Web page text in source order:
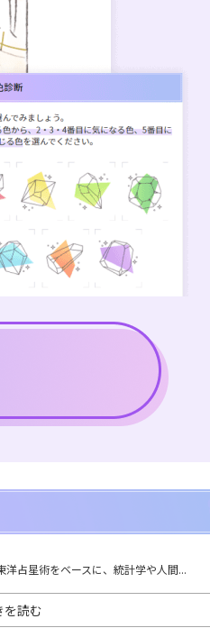
占星術をベースに、統計学や人間...
を読む